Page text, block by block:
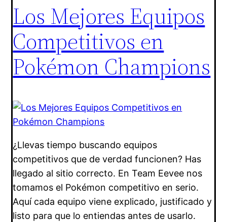
Los Mejores Equipos
Competitivos en
Pokémon Champions
¿Llevas tiempo buscando equipos
competitivos que de verdad funcionen? Has
llegado al sitio correcto. En Team Eevee nos
tomamos el Pokémon competitivo en serio.
Aquí cada equipo viene explicado, justificado y
listo para que lo entiendas antes de usarlo.